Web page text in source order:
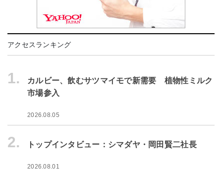
アクセスランキング
1.
カルビー、飲むサツマイモで新需要 植物性ミルク
市場参入
2026.08.05
2. トップインタビュー：シマダヤ・岡田賢二社長
2026.08.01